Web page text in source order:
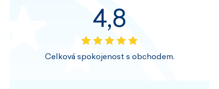
4,8
Celková spokojenost s obchodem.